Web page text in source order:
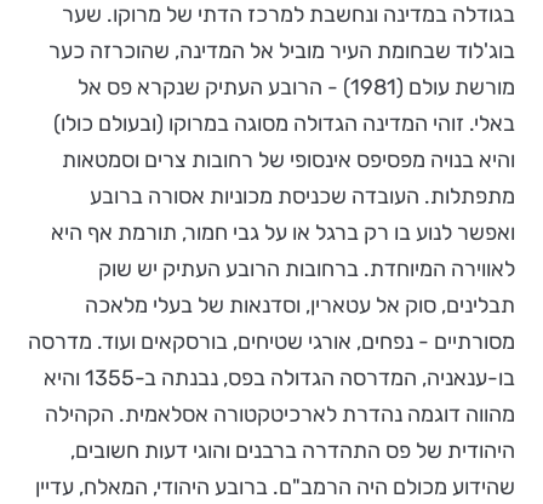
בגודלה במדינה ונחשבת למרכז הדתי של מרוקו. שער
בוג'לוד שבחומת העיר מוביל אל המדינה, שהוכרזה כער
מורשת עולם (1981) - הרובע העתיק שנקרא פס אל
באלי. זוהי המדינה הגדולה מסוגה במרוקו (ובעולם כולו)
והיא בנויה מפסיפס אינסופי של רחובות צרים וסמטאות
מתפתלות. העובדה שכניסת מכוניות אסורה ברובע
ואפשר לנוע בו רק ברגל או על גבי חמור, תורמת אף היא
לאווירה המיוחדת. ברחובות הרובע העתיק יש שוק
תבלינים, סוק אל עטארין, וסדנאות של בעלי מלאכה
מסורתיים - נפחים, אורגי שטיחים, בורסקאים ועוד. מדרסה
בו-ענאניה, המדרסה הגדולה בפס, נבנתה ב-1355 והיא
מהווה דוגמה נהדרת לארכיטקטורה אסלאמית. הקהילה
היהודית של פס התהדרה ברבנים והוגי דעות חשובים,
שהידוע מכולם היה הרמב"ם. ברובע היהודי, המאלח, עדיין